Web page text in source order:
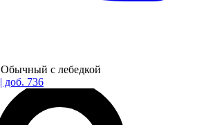
Обычный с лебедкой
| доб. 736